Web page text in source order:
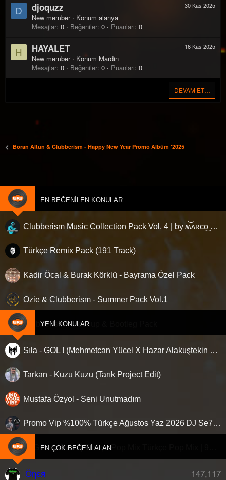
D
30 Kas 2025
djoquzz
New member · Konum alanya
Mesajlar 0 Beğeniler 0 Puanları 0
H
16 Kas 2025
HAYALET
New member · Konum Mardin
Mesajlar 0 Beğeniler 0 Puanları 0
DEVAM ET…
Boran Altun & Clubberism - Happy New Year Promo Albüm '2025
EN BEĞENILEN KONULAR
Clubberism Music Collection Pack Vol. 4 | by ʍ͝ʌʀco͜ ʌɴϯσɴio ҇
Türkçe Remix Pack (191 Track)
Kadir Öcal & Burak Körklü - Bayrama Özel Pack
Ozie & Clubberism - Summer Pack Vol.1
Clubberism - Mashup & Bootleg Pack
YENI KONULAR
Sıla - GOL ! (Mehmetcan Yücel X Hazar Alakuştekin Remix)
Tarkan - Kuzu Kuzu (Tarık Project Edit)
Mustafa Özyol - Seni Unutmadım
Promo Vip %100% Türkçe Ağustos Yaz 2026 DJ Se7en Live
G EN ÇOK BEĞENI ALAN
147,117
Öηєя